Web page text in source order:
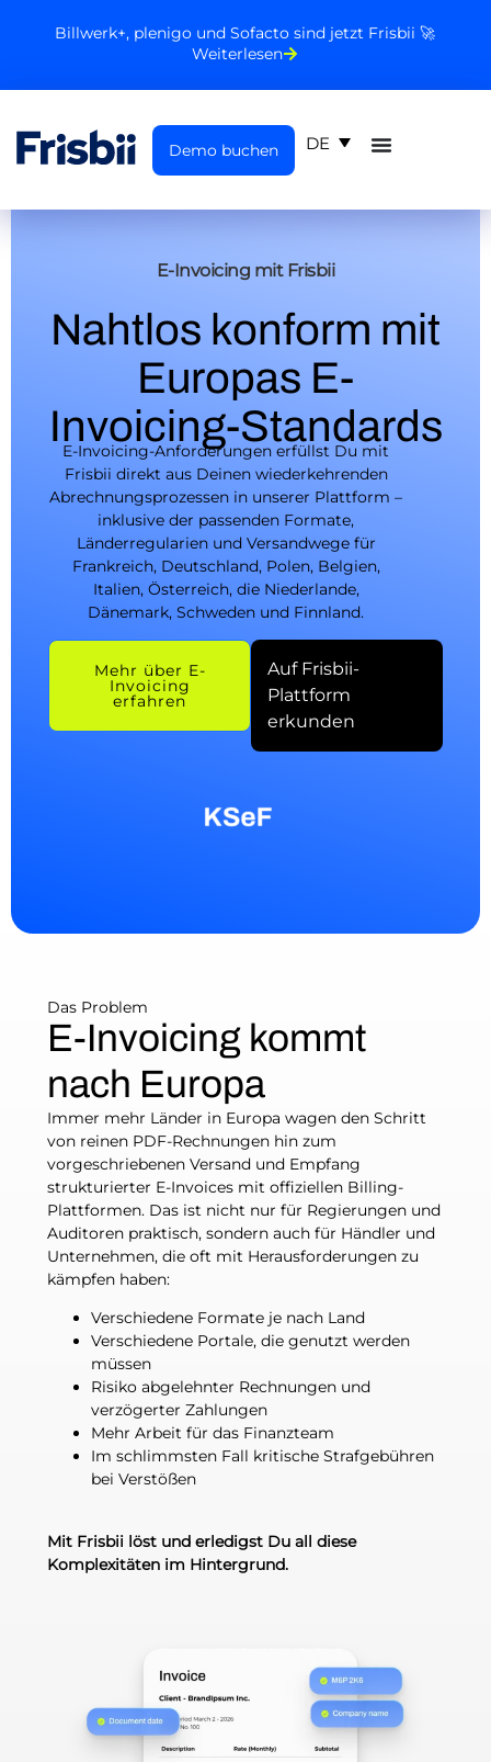
Billwerk+, plenigo und Sofacto sind jetzt Frisbii 🚀
Weiterlesen
Demo buchen DE
E-Invoicing mit Frisbii
Nahtlos konform mit
Europas E-
Invoicing-Standards
E-Invoicing-Anforderungen erfüllst Du mit
Frisbii direkt aus Deinen wiederkehrenden
Abrechnungsprozessen in unserer Plattform –
inklusive der passenden Formate,
Länderregularien und Versandwege für
Frankreich, Deutschland, Polen, Belgien,
Italien, Österreich, die Niederlande,
Dänemark, Schweden und Finnland.
Mehr über E-
Invoicing
erfahren
Auf Frisbii-
Plattform
erkunden
Das Problem
E-Invoicing kommt
nach Europa
Immer mehr Länder in Europa wagen den Schritt
von reinen PDF-Rechnungen hin zum
vorgeschriebenen Versand und Empfang
strukturierter E-Invoices mit offiziellen Billing-
Plattformen. Das ist nicht nur für Regierungen und
Auditoren praktisch, sondern auch für Händler und
Unternehmen, die oft mit Herausforderungen zu
kämpfen haben:
Verschiedene Formate je nach Land
Verschiedene Portale, die genutzt werden
müssen
Risiko abgelehnter Rechnungen und
verzögerter Zahlungen
Mehr Arbeit für das Finanzteam
Im schlimmsten Fall kritische Strafgebühren
bei Verstößen
Mit Frisbii löst und erledigst Du all diese
Komplexitäten im Hintergrund.